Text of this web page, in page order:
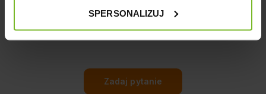
SPERSONALIZUJ
Zadaj pytanie